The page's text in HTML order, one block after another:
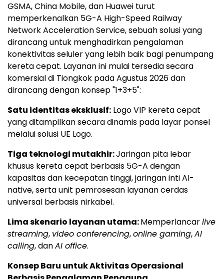
GSMA, China Mobile, dan Huawei turut
memperkenalkan 5G-A High-Speed Railway
Network Acceleration Service, sebuah solusi yang
dirancang untuk menghadirkan pengalaman
konektivitas seluler yang lebih baik bagi penumpang
kereta cepat. Layanan ini mulai tersedia secara
komersial di Tiongkok pada Agustus 2026 dan
dirancang dengan konsep "1+3+5":
Satu identitas eksklusif: Logo VIP kereta cepat
yang ditampilkan secara dinamis pada layar ponsel
melalui solusi UE Logo.
Tiga teknologi mutakhir:Jaringan pita lebar
khusus kereta cepat berbasis 5G-A dengan
kapasitas dan kecepatan tinggi, jaringan inti AI-
native, serta unit pemrosesan layanan cerdas
universal berbasis nirkabel.
Lima skenario layanan utama:Memperlancarlive
streaming, video conferencing,online gaming,AI
calling, danAI office.
Konsep Baru untuk Aktivitas Operasional